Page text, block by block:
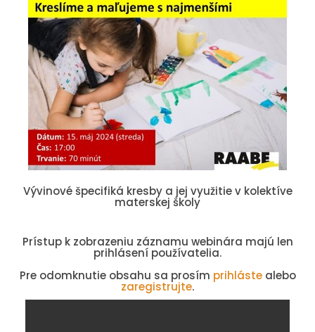
Vývinové špecifiká kresby a jej využitie v kolektíve
materskej školy
Prístup k zobrazeniu záznamu webinára majú len
prihlásení používatelia.
Pre odomknutie obsahu sa prosím prihlástealebo
zaregistrujte.